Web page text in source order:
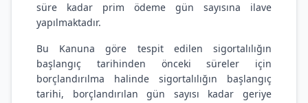
süre kadar prim ödeme gün sayısına ilave
yapılmaktadır.
Bu Kanuna göre tespit edilen sigortalılığın
başlangıç tarihinden önceki süreler için
borçlandırılma halinde sigortalılığın başlangıç
tarihi, borçlandırılan gün sayısı kadar geriye